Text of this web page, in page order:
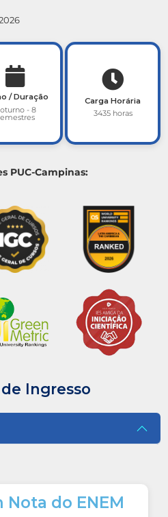
/ Duração
- 8
Carga Horária
3435 horas
PUC-Campinas:
Ingresso
do ENEM